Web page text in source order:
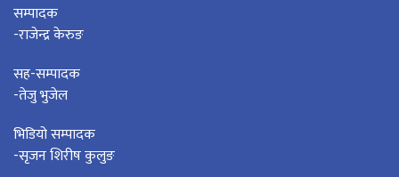
सम्पादक
-राजेन्द्र केरुङ
सह-सम्पादक
-तेजु भुजेल
भिडियो सम्पादक
-सृजन शिरीष कुलुङ